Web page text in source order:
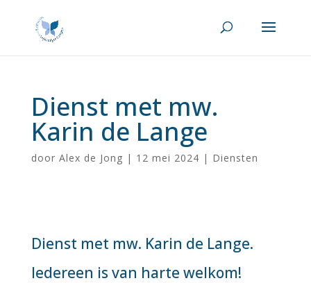
Dienst met mw.
Karin de Lange
door Alex de Jong | 12 mei 2024 | Diensten
Dienst met mw. Karin de Lange.
Iedereen is van harte welkom!